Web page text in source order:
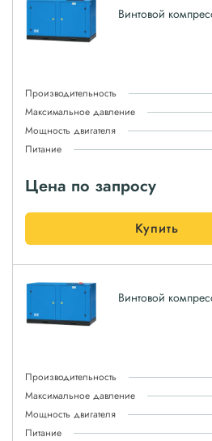
Винтовой
Производительность
Максимальное давление
Мощность двигателя
Питание
Цена по запросу
Купить
Винтовой
Производительность
Максимальное давление
Мощность двигателя
Питание